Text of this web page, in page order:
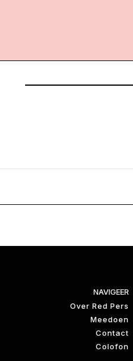
NAVIGEER
Over Red Pers
Meedoen
Contact
Colofon